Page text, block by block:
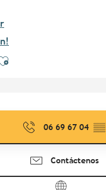
aux favoris
06 69 67 04 ▒▒
Contáctenos